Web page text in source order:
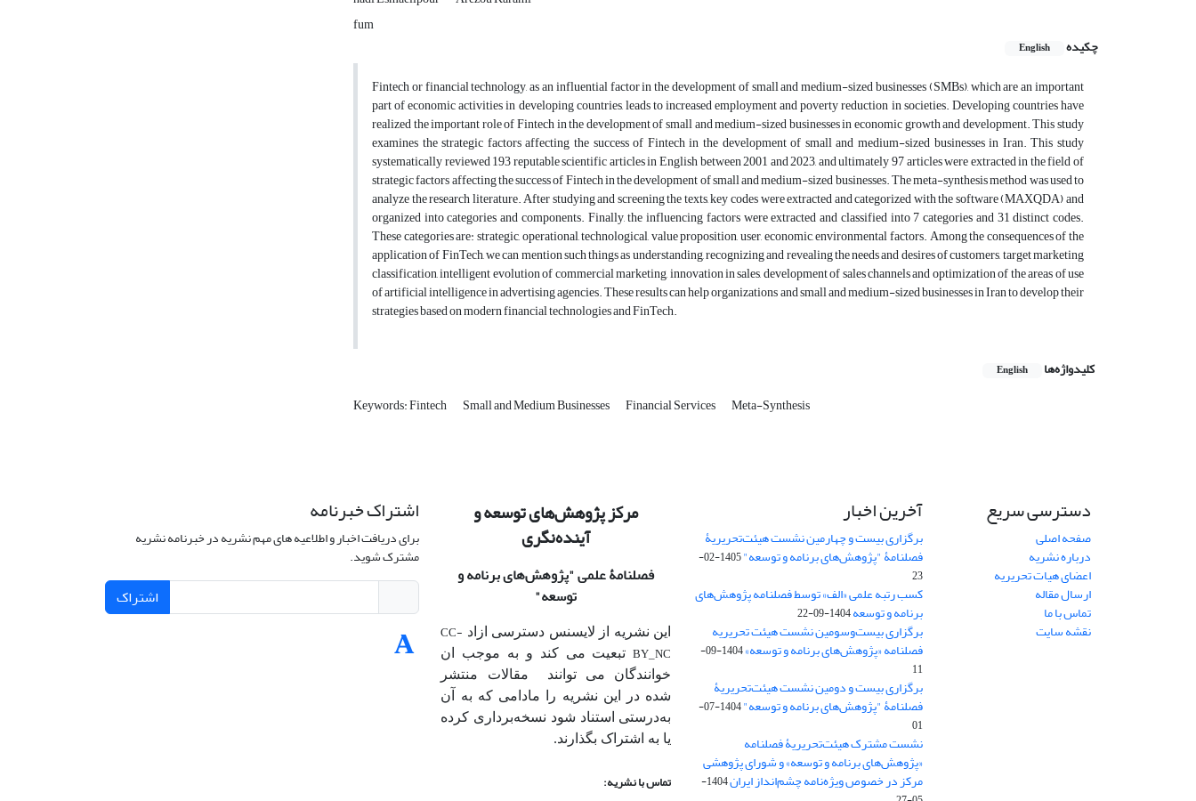
fum
چکیده
English
Fintech or financial technology, as an influential factor in the development of small and medium-sized businesses (SMBs), which are an important
part of economic activities in developing countries, leads to increased employment and poverty reduction in societies. Developing countries have
realized the important role of Fintech in the development of small and medium-sized businesses in economic growth and development. This study
examines the strategic factors affecting the success of Fintech in the development of small and medium-sized businesses in Iran. This study
systematically reviewed 193 reputable scientific articles in English between 2001 and 2023, and ultimately 97 articles were extracted in the field of
strategic factors affecting the success of Fintech in the development of small and medium-sized businesses. The meta-synthesis method was used to
analyze the research literature. After studying and screening the texts, key codes were extracted and categorized with the software (MAXQDA) and
organized into categories and components. Finally, the influencing factors were extracted and classified into 7 categories and 31 distinct codes.
These categories are: strategic, operational, technological, value proposition, user, economic, environmental factors. Among the consequences of the
application of FinTech, we can mention such things as understanding, recognizing and revealing the needs and desires of customers, target marketing
classification, intelligent evolution of commercial marketing, innovation in sales, development of sales channels and optimization of the areas of use
of artificial intelligence in advertising agencies. These results can help organizations and small and medium-sized businesses in Iran to develop their
strategies based on modern financial technologies and FinTech.
کلیدواژه‌ها English
Keywords: Fintech Small and Medium Businesses Financial Services Meta-Synthesis
دسترسی سریع
صفحه اصلی
درباره نشریه
اعضای هیات تحریریه
ارسال مقاله
تماس با ما
نقشه سایت
آخرین اخبار
برگزاری بیست و چهارمین نشست هیئت‌تحریریۀ
فصلنامۀ "پژوهش‌های برنامه و توسعه"
1405-02-
23
کسب رتبه علمی «الف» توسط فصلنامه پژوهش‌های
برنامه و توسعه1404-09-22
برگزاری بیست‌وسومین نشست هیئت‌ تحریریه
فصلنامه «پژوهش‌های برنامه و توسعه»
1404-09-
11
برگزاری بیست و دومین نشست هیئت‌تحریریۀ
فصلنامۀ "پژوهش‌های برنامه و توسعه"
1404-07-
01
نشست مشترک هیئت‌تحریریۀ فصلنامه
«پژوهش‌های برنامه و توسعه» و شورای پژوهشی
مرکز در خصوص ویژه‌نامه چشم‌انداز ایران
1404-
مرکز پژوهش‌های توسعه و
آینده‌نگری
فصلنامۀ علمی"پژوهش‌های برنامه و
توسعه"
این نشریه از لایسنس دسترسی ازاد CC-
BY_NCتبعیت می کند و به موجب ان
خوانندگان می توانند مقالات منتشر
شده در این نشریه را مادامی که به آن‌
به‌درستی استناد شود نسخه‌برداری کرده
یا به اشتراک بگذارند.
تماس با نشریه:
اشتراک خبرنامه
برای دریافت اخبار و اطلاعیه های مهم نشریه در خبرنامه نشریه
مشترک شوید.
اشتراک